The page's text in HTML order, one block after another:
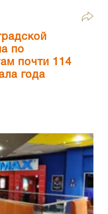
по
почти 114
года